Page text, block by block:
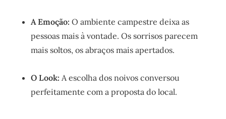
A Emoção: O ambiente campestre deixa as
pessoas mais à vontade. Os sorrisos parecem
mais soltos, os abraços mais apertados.
O Look: A escolha dos noivos conversou
perfeitamente com a proposta do local.